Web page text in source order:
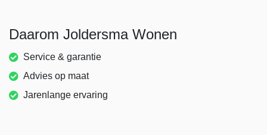
Daarom Joldersma Wonen
Service & garantie
Advies op maat
Jarenlange ervaring